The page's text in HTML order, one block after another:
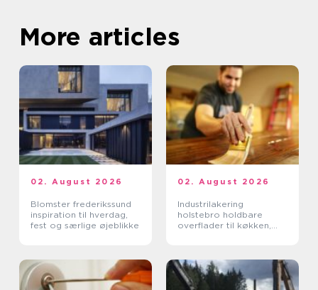
More articles
02. August 2026
Blomster frederikssund
inspiration til hverdag,
fest og særlige øjeblikke
02. August 2026
Industrilakering
holstebro holdbare
overflader til køkken,